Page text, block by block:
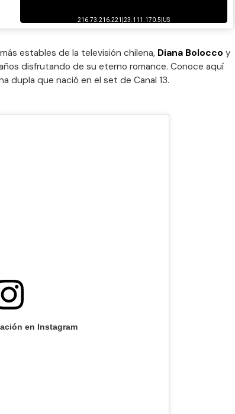
estables de la televisión chilena, Diana Bolocco y
disfrutando de su eterno romance. Conoce aquí
dupla que nació en el set de Canal 13.
en Instagram